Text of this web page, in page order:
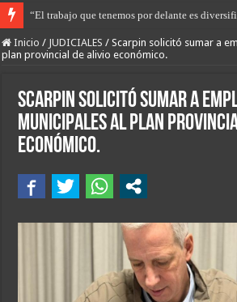
“El trabajo que tenemos por delante es
Libertad con restricciones para Gerardo
Inicio / JUDICIALES / Scarpin solicitó sumar a
plan provincial de alivio económico.
Scarpin solicitó sumar a
municipales al plan
económico.